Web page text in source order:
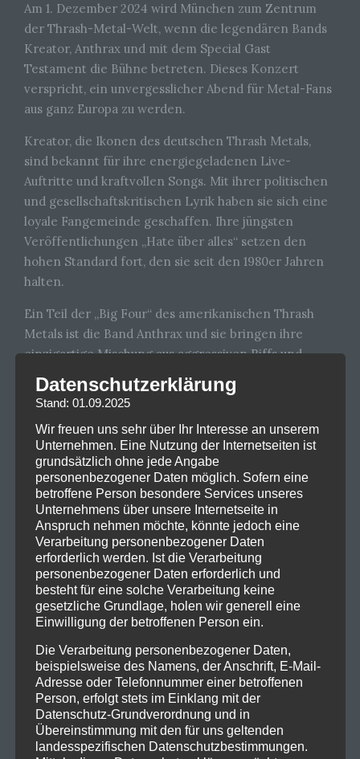
Am 1. Dezember 2024 wird München zum Zentrum
der Thrash-Metal-Welt, wenn die legendären Bands
Kreator, Anthrax und mit dem Special Gast
Testament die Bühne betreten. Dieses Konzert
verspricht, ein unvergesslicher Abend für Metal-Fans
aus ganz Europa zu werden.
Kreator, die Ikonen des deutschen Thrash Metals,
sind bekannt für ihre energiegeladenen Live-
Auftritte und kraftvollen Songs. Mit ihrer politischen
und gesellschaftskritischen Lyrik haben sie sich eine
loyale Fangemeinde geschaffen. Ihre jüngsten
Veröffentlichungen „Hate über alles“ setzen den
hohen Standard fort, den sie seit den 1980er Jahren
halten.
Ein Teil der „Big Four“ des amerikanischen Thrash
Metals ist die Band Anthrax und sie bringen ihre
einzigartige Mischung aus aggressiven Riffs und
eingängigen Melodien nach München. Mit Klassikern
wie „Madhouse“ und „Caught in a Mosh“ werden sie
Performance ist bekannt für ihre Intensität und
Spielfreude.
Als Special Gust kommt eine weitere Größe des
thrashigen Sounds der Bay Area – Testament und
vervollständigt das Line-up mit ihrer technisch
anspruchsvollen Musik und charismatischen
Bühnenpräsenz. Bekannte Hymnen wie „Over the
Wall“ und „Into the Pit“ versprechen Moshpits der
Extraklasse.
aus Nostalgie und neuer Energie, die Fans
gleichermaßen begeistern wird. Das Konzert in der
Olympiahalle wird ein Muss für jeden Metal-Fan, der
die rohe Energie und die meisterliche Performance
dieser Bands erleben möchte. Sichert euch eure
Datenschutzerklärung
Stand: 01.09.2025
Wir freuen uns sehr über Ihr Interesse an unserem
Unternehmen. Eine Nutzung der Internetseiten ist
grundsätzlich ohne jede Angabe
personenbezogener Daten möglich. Sofern eine
betroffene Person besondere Services unseres
Unternehmens über unsere Internetseite in
Anspruch nehmen möchte, könnte jedoch eine
Verarbeitung personenbezogener Daten
erforderlich werden. Ist die Verarbeitung
personenbezogener Daten erforderlich und
besteht für eine solche Verarbeitung keine
gesetzliche Grundlage, holen wir generell eine
Einwilligung der betroffenen Person ein.
Die Verarbeitung personenbezogener Daten,
beispielsweise des Namens, der Anschrift, E-Mail-
Adresse oder Telefonnummer einer betroffenen
Person, erfolgt stets im Einklang mit der
Datenschutz-Grundverordnung und in
Übereinstimmung mit den für uns geltenden
landesspezifischen Datenschutzbestimmungen.